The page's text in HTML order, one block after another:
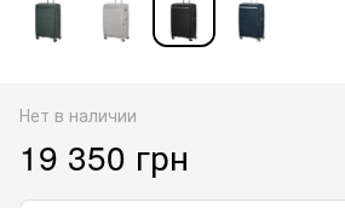
Нет в наличии
19 350 грн